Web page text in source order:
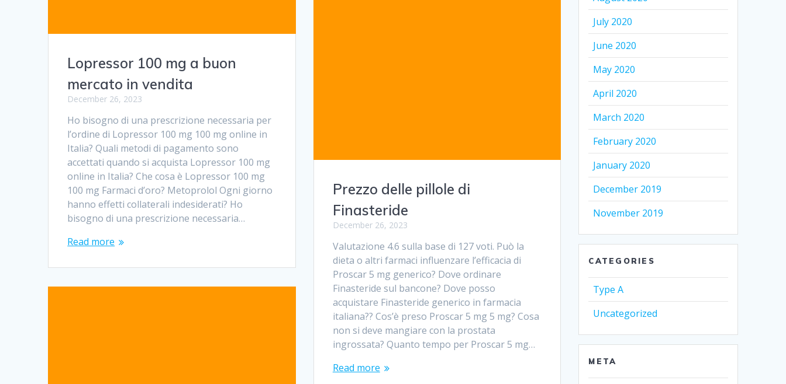
Lopressor 100 mg a buon
mercato in vendita
December 26, 2023
Ho bisogno di una prescrizione necessaria per
l’ordine di Lopressor 100 mg 100 mg online in
Italia? Quali metodi di pagamento sono
accettati quando si acquista Lopressor 100 mg
online in Italia? Che cosa è Lopressor 100 mg
100 mg Farmaci d’oro? Metoprolol Ogni giorno
hanno effetti collaterali indesiderati? Ho
bisogno di una prescrizione necessaria…
Read more
Prezzo delle pillole di
Finasteride
December 26, 2023
Valutazione 4.6 sulla base di 127 voti. Può la
dieta o altri farmaci influenzare l’efficacia di
Proscar 5 mg generico? Dove ordinare
Finasteride sul bancone? Dove posso
acquistare Finasteride generico in farmacia
italiana?? Cos’è preso Proscar 5 mg 5 mg? Cosa
non si deve mangiare con la prostata
ingrossata? Quanto tempo per Proscar 5 mg…
Read more
July 2020
June 2020
May 2020
April 2020
March 2020
February 2020
January 2020
December 2019
November 2019
CATEGORIES
Type A
Uncategorized
META